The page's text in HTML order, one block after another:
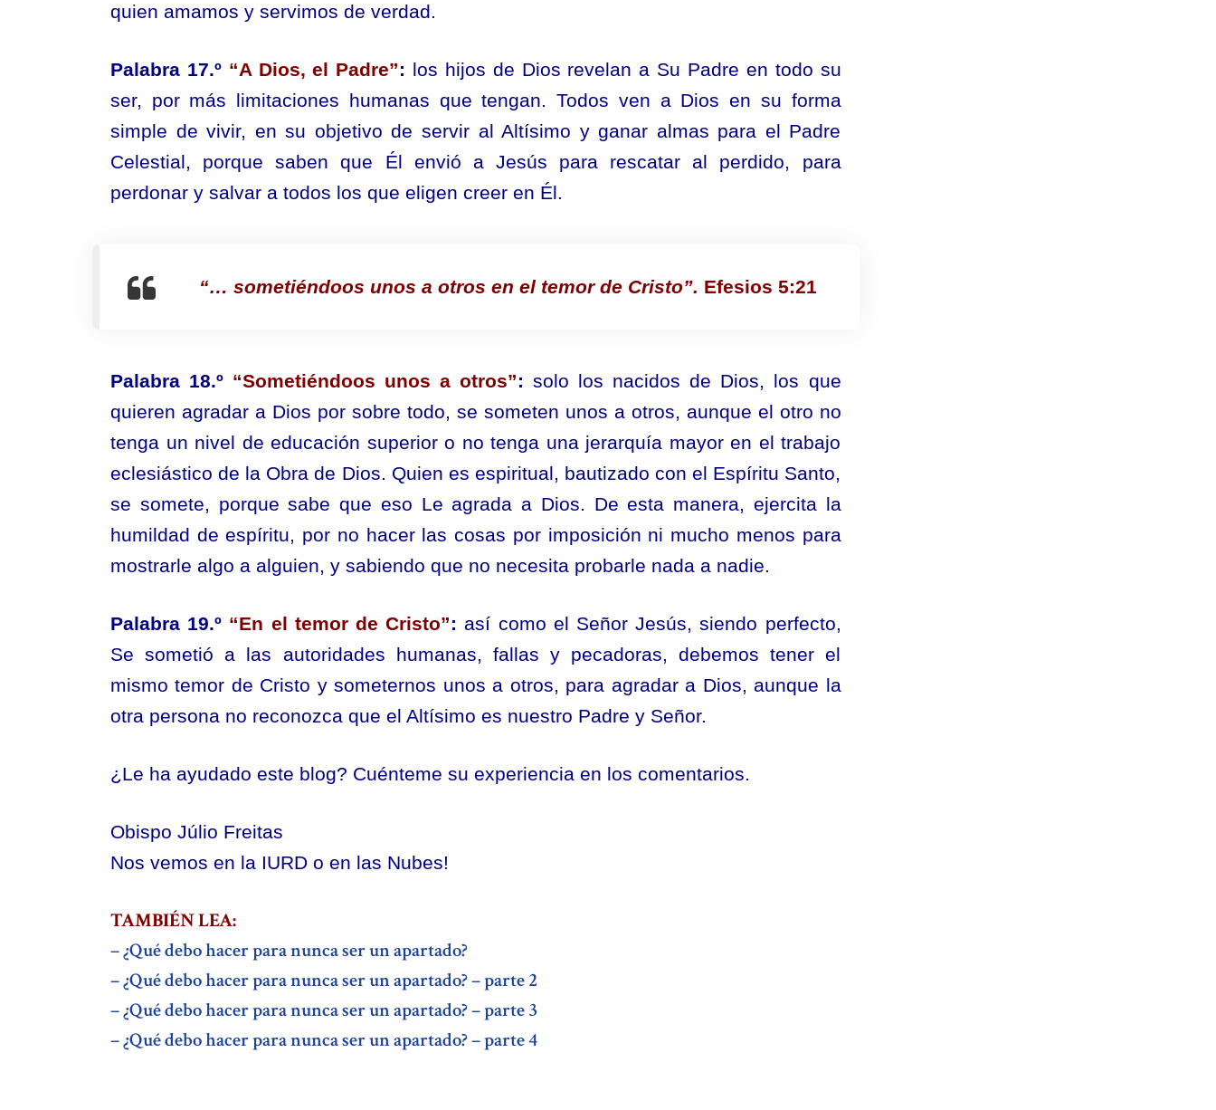
quien amamos y servimos de verdad.
Palabra 17.º “A Dios, el Padre”: los hijos de Dios revelan a Su Padre en todo su
ser, por más limitaciones humanas que tengan. Todos ven a Dios en su forma
simple de vivir, en su objetivo de servir al Altísimo y ganar almas para el Padre
Celestial, porque saben que Él envió a Jesús para rescatar al perdido, para
perdonar y salvar a todos los que eligen creer en Él.
“… sometiéndoos unos a otros en el temor de Cristo”. Efesios 5:21
Palabra 18.º “Sometiéndoos unos a otros”: solo los nacidos de Dios, los que
quieren agradar a Dios por sobre todo, se someten unos a otros, aunque el otro no
tenga un nivel de educación superior o no tenga una jerarquía mayor en el trabajo
eclesiástico de la Obra de Dios. Quien es espiritual, bautizado con el Espíritu Santo,
se somete, porque sabe que eso Le agrada a Dios. De esta manera, ejercita la
humildad de espíritu, por no hacer las cosas por imposición ni mucho menos para
mostrarle algo a alguien, y sabiendo que no necesita probarle nada a nadie.
Palabra 19.º “En el temor de Cristo”: así como el Señor Jesús, siendo perfecto,
Se sometió a las autoridades humanas, fallas y pecadoras, debemos tener el
mismo temor de Cristo y someternos unos a otros, para agradar a Dios, aunque la
otra persona no reconozca que el Altísimo es nuestro Padre y Señor.
¿Le ha ayudado este blog? Cuénteme su experiencia en los comentarios.
Obispo Júlio Freitas
Nos vemos en la IURD o en las Nubes!
TAMBIÉN LEA:
– ¿Qué debo hacer para nunca ser un apartado?
–¿Qué debo hacer para nunca ser un apartado? – parte 2
–¿Qué debo hacer para nunca ser un apartado? – parte 3
–¿Qué debo hacer para nunca ser un apartado? – parte 4